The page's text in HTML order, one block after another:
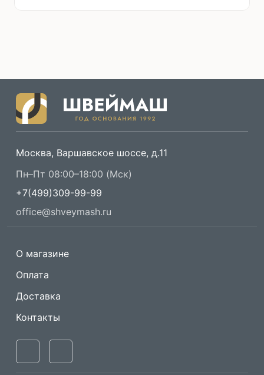
Одноигольные
Москва, Варшавское шоссе, д.11
Пн–Пт 08:00–18:00 (Мск)
+7(499)309-99-99
office@shveymash.ru
О магазине
Оплата
Доставка
Контакты